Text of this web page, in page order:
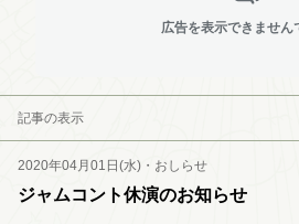
広告を表示できません
記事の表示
2020年04月01日(水) ・ おしらせ
ジャムコント休演のお知らせ